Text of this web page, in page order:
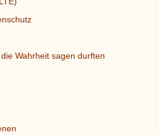
Wahrheit sagen durften